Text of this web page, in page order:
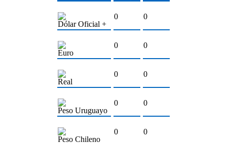
Dólar Oficial +
0 0
Euro
0 0
Real
0 0
Peso Uruguayo
0 0
Peso Chileno
0 0